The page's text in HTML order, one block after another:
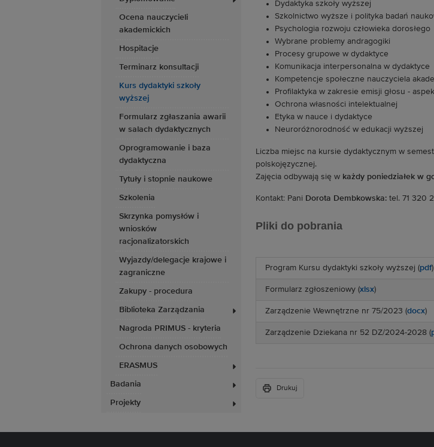
Ocena nauczycieli
akademickich
Hospitacje
Terminarz konsultacji
Kurs dydaktyki szkoły
wyższej
Formularz zgłaszania awarii
w salach dydaktycznych
Oprogramowanie i baza
dydaktyczna
Tytuły i stopnie naukowe
Szkolenia
Skrzynka pomysłów i
wniosków
racjonalizatorskich
Wyjazdy/delegacje krajowe i
zagraniczne
Zakupy - procedura
Biblioteka Zarządzania
Nagroda PRIMUS - kryteria
Ochrona danych osobowych
ERASMUS
Badania
Projekty
Dydaktyka szkoły wyższej
Szkolnictwo wyższe i polityka badań
Psychologia rozwoju człowieka dorosłego
Wybrane problemy andragogiki
Procesy grupowe w dydaktyce
Komunikacja interpersonalna w dydaktyce
Kompetencje społeczne nauczyciela
Profilaktyka w zakresie emisji głosu -
Ochrona własności intelektualnej
Etyka w nauce i dydaktyce
Neuroróżnorodność w edukacji wyższej
Liczba miejsc na kursie dydaktycznym w
polskojęzycznej.
Zajęcia odbywają się w każdy poniedziałek w
Kontakt: Pani Dorota Dembkowska:tel. 71 320
Pliki do pobrania
Program Kursu dydaktyki szkoły wyższej (pdf)
Formularz zgłoszeniowy (xlsx)
Zarządzenie Wewnętrzne nr 75/2023 (docx)
Zarządzenie Dziekana nr 52 DZ/2024-2028 (
Drukuj